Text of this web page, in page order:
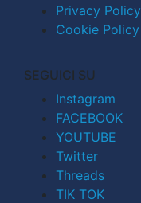
Privacy Policy
Cookie Policy
SEGUICI SU
Instagram
FACEBOOK
YOUTUBE
Twitter
Threads
TIK TOK